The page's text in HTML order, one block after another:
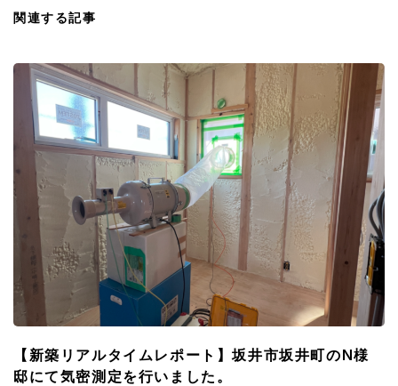
関連する記事
【新築リアルタイムレポート】坂井市坂井町のN様
邸にて気密測定を行いました。